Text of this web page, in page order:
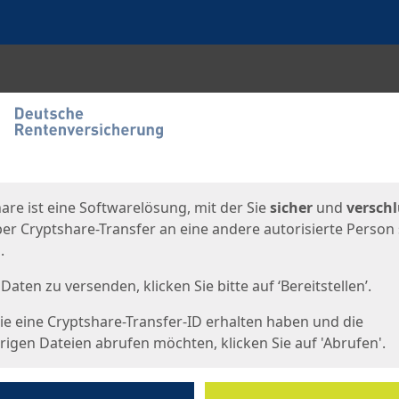
ist eine Softwarelösung, mit der Siesicher und
Cryptshare-Transfer an eine andere autorisierte Person
zu versenden, klicken Sie bitte auf ‘Bereitstellen’.
eine Cryptshare-Transfer-ID erhalten haben und die
Dateien abrufen möchten, klicken Sie auf 'Abrufen'.